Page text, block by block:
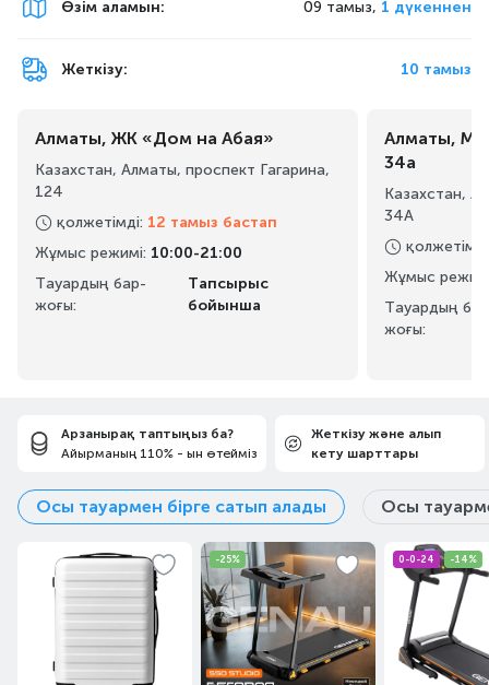
Өзім аламын: 09 тамыз, 1 дүкеннен
Жеткізу: 10 тамыз
Алматы, ЖК «Дом на Абая»
Казахстан, Алматы, проспект Гагарина,
124
қолжетімді: 12 тамыз бастап
Жұмыс режимі: 10:00-21:00
Тауардың бар-
жоғы:
Тапсырыс
бойынша
Алматы,
34а
Казахстан,
34А
қолжетімді
Жұмыс
Тауардың
жоғы:
Арзанырақ таптыңыз ба?
Айырманың 110% - ын өтейміз
Жеткізу және алып
кету шарттары
Осы тауармен бірге сатып алады Осы
-25% 0-0-24 -14%